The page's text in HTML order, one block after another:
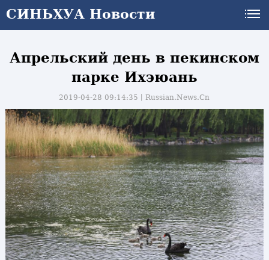
СИНЬХУА Новости
Апрельский день в пекинском
парке Ихэюань
2019-04-28 09:14:35丨Russian.News.Cn